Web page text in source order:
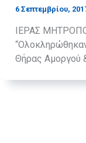
6 Σεπτεμβρίου,
ΙΕΡΑΣ
Θήρας Αμοργού